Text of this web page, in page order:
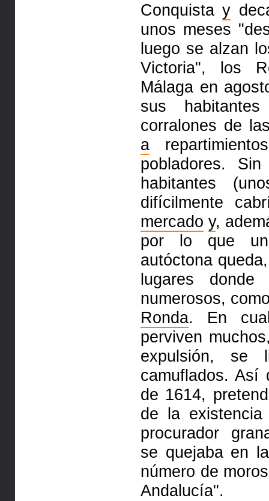
Conquistay
unos meses
luego se alzan
Victoria", los
Málaga en
sus
corralones de
a
pobladores.
habitantes
difícilmente
mercado y,
por lo que
autóctona
lugares
numerosos,
Ronda. En
perviven
expulsión, se
camuflados.
de 1614,
de la
procurador
se quejaba en
número de
Andalucía".